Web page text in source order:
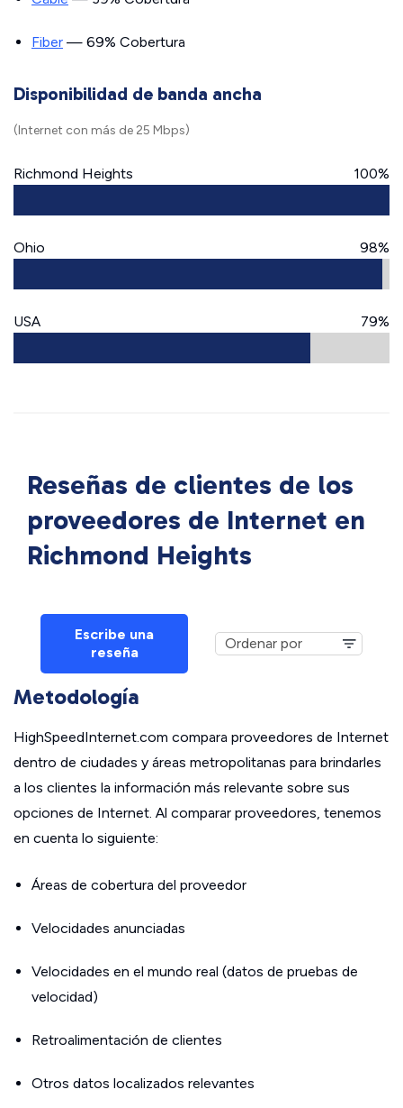
Fiber — 69% Cobertura
Disponibilidad de banda ancha
(Internet con más de 25 Mbps)
Richmond Heights 100%
Ohio 98%
USA 79%
Reseñas de clientes de los
proveedores de Internet en
Richmond Heights
Escribe una
reseña
Metodología
HighSpeedInternet.com compara proveedores de Internet
dentro de ciudades y áreas metropolitanas para brindarles
a los clientes la información más relevante sobre sus
opciones de Internet. Al comparar proveedores, tenemos
en cuenta lo siguiente:
Áreas de cobertura del proveedor
Velocidades anunciadas
Velocidades en el mundo real (datos de pruebas de
velocidad)
Retroalimentación de clientes
Otros datos localizados relevantes